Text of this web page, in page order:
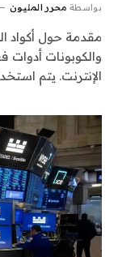
بواسطة محرر المليون
مقدمة حول أكواد
والكوبونات
الإنترنت. يتم